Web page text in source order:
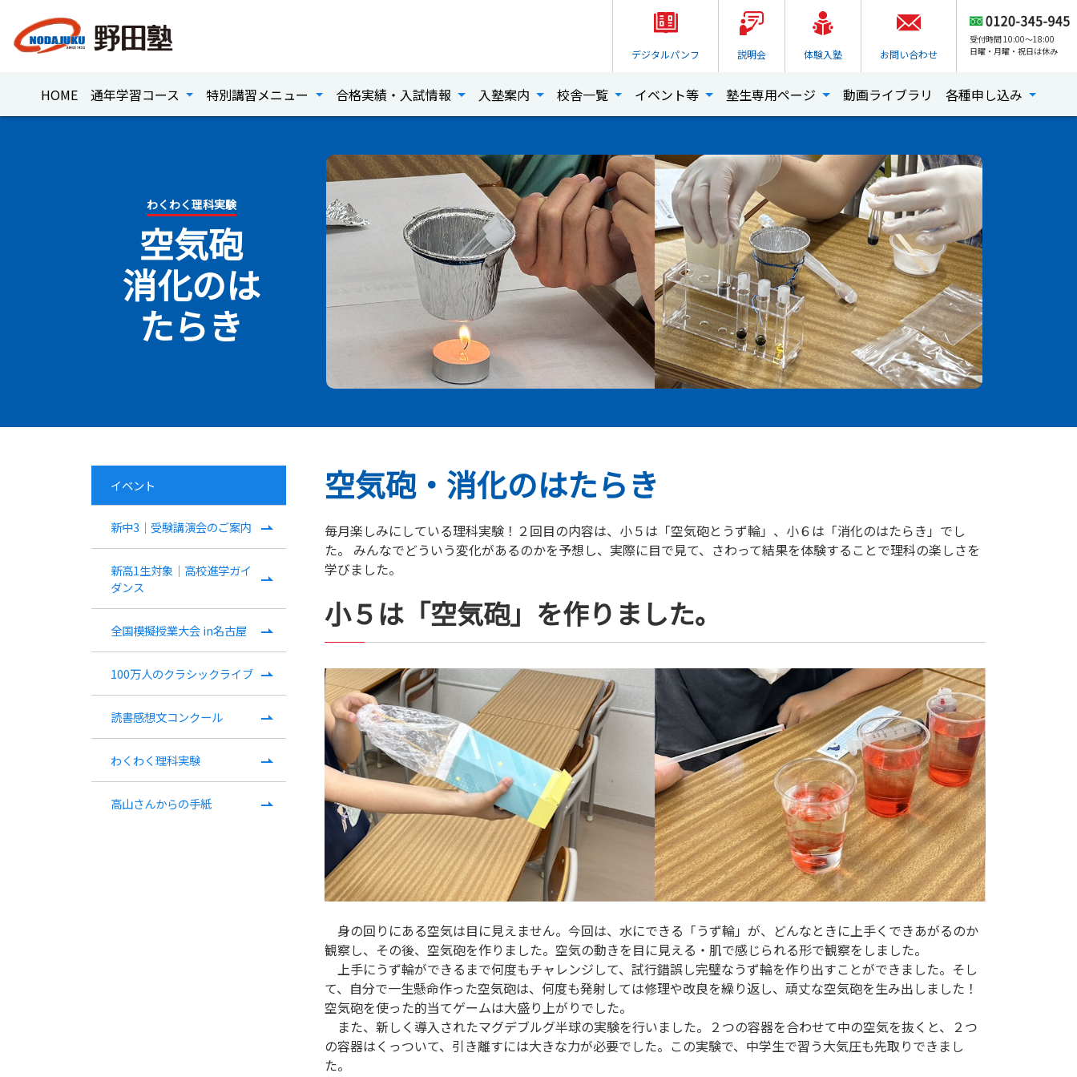
デジタルパンフ 説明会 体験入塾 お問い合わせ
受付時間 10:00～18:00
日曜・月曜・祝日は休み
HOME 通年学習コース 特別講習メニュー 合格実績・入試情報 入塾案内 校舎一覧 イベント等 塾生専用ページ 動画ライブラリ 各種申し込み
わくわく理科実験
​空​気砲
消化のは​
たらき
空気砲・消化のはたらき
毎月楽しみにしている理科実験！２回目の内容は、小５は「空気砲とうず輪」、小６は「消化のはたらき」でし
た。 みんなでどういう変化があるのかを予想し、実際に目で見て、さわって結果を体験することで理科の楽しさを
学びました。
小５は 「空気砲」を作りました。
身の回りにある空気は目に見えません。今回は、水にできる「うず輪」が、どんなときに上手くできあがるのか
観察し、その後、空気砲を作りました。空気の動きを目に見える・肌で感じられる形で観察をしました。
上手にうず輪ができるまで何度もチャレンジして、試行錯誤し完璧なうず輪を作り出すことができました。そし
て、自分で一生懸命作った空気砲は、何度も発射しては修理や改良を繰り返し、頑丈な空気砲を生み出しました！
空気砲を使った的当てゲームは大盛り上がりでした。
また、新しく導入されたマグデブルグ半球の実験を行いました。２つの容器を合わせて中の空気を抜くと、２つ
の容器はくっついて、引き離すには大きな力が必要でした。この実験で、中学生で習う大気圧も先取りできまし
た。
イベント
新中3｜受験講演会のご案内
新高1生対象｜高校進学ガイ
ダンス
全国模擬授業大会 in名古屋
100万人のクラシックライブ
読書感想文コンクール
わくわく理科実験
高山さんからの手紙